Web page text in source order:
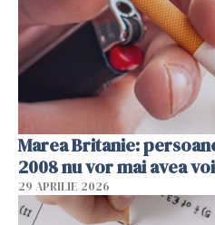
Marea Britanie:
2008 nu vor mai avea
29 APRILIE 2026